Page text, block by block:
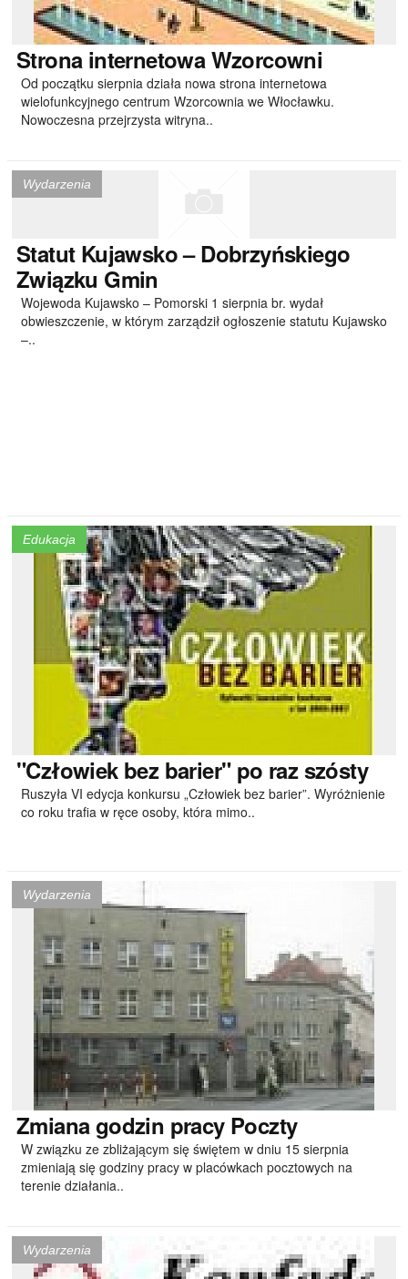
Stronainternetowa Wzorcowni
Od początku sierpnia działa nowa strona internetowa
wielofunkcyjnego centrum Wzorcownia we Włocławku.
Nowoczesna przejrzysta witryna..
Wydarzenia
StatutKujawsko – Dobrzyńskiego
Związku Gmin
Wojewoda Kujawsko – Pomorski 1 sierpnia br. wydał
obwieszczenie, w którym zarządził ogłoszenie statutu Kujawsko
–..
Edukacja
"Człowiek bez barier" po raz szósty
Ruszyła VI edycja konkursu „Człowiek bez barier”. Wyróżnienie
co roku trafia w ręce osoby, która mimo..
Wydarzenia
Zmianagodzin pracy Poczty
W związku ze zbliżającym się świętem w dniu 15 sierpnia
zmieniają się godziny pracy w placówkach pocztowych na
terenie działania..
Wydarzenia